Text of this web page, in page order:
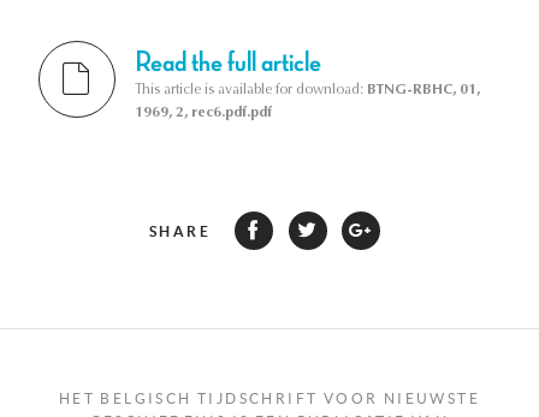
Read the full article
This article is available for download: BTNG-RBHC, 01,
1969, 2, rec6.pdf.pdf
SHARE
HET BELGISCH TIJDSCHRIFT VOOR NIEUWSTE